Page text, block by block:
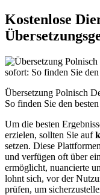
Kostenlose
Übersetzung Polnisch
So finden Sie den
Um die besten
erzielen, sollten Sie auf
setzen. Diese
und verfügen oft über
ermöglicht, nuancierte
lohnt sich, vor der
prüfen, um